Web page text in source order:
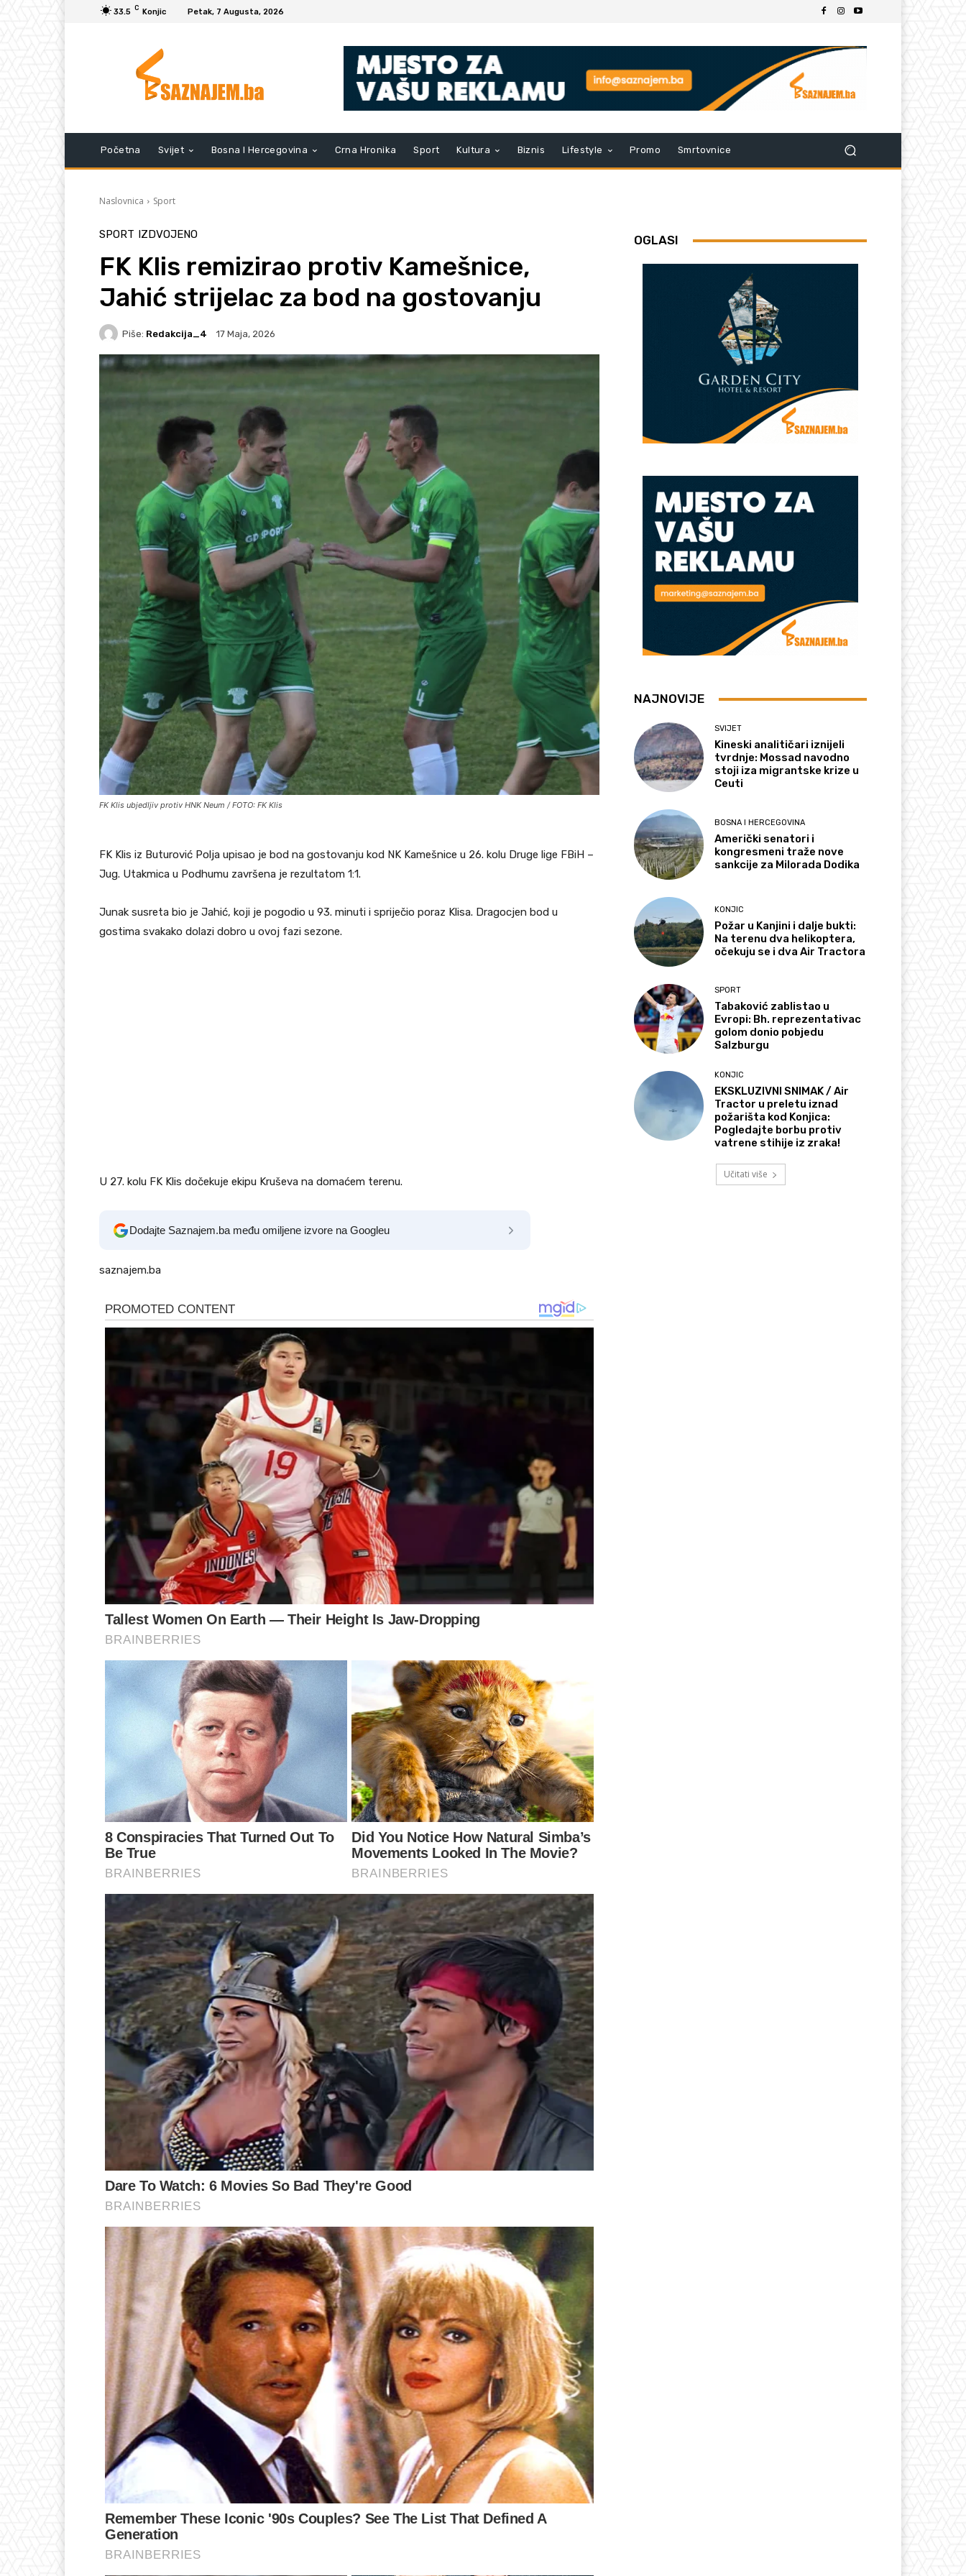
33.5 C Konjic Petak, 7 Augusta, 2026
Početna Svijet Bosna I Hercegovina Crna Hronika Sport Kultura Biznis Lifestyle Promo Smrtovnice
Naslovnica Sport
SPORT IZDVOJENO
FK Klis remizirao protiv Kamešnice,
Jahić strijelac za bod na gostovanju
Piše: Redakcija_4 17 Maja, 2026
FK Klis ubjedljiv protiv HNK Neum / FOTO: FK Klis
FK Klis iz Buturović Polja upisao je bod na gostovanju kod NK Kamešnice u 26. kolu Druge lige FBiH –
Jug. Utakmica u Podhumu završena je rezultatom 1:1.
Junak susreta bio je Jahić, koji je pogodio u 93. minuti i spriječio poraz Klisa. Dragocjen bod u
gostima svakako dolazi dobro u ovoj fazi sezone.
U 27. kolu FK Klis dočekuje ekipu Kruševa na domaćem terenu.
Dodajte Saznajem.ba među omiljene izvore na Googleu
saznajem.ba
OGLASI
NAJNOVIJE
SVIJET
Kineski analitičari iznijeli
tvrdnje: Mossad navodno
stoji iza migrantske krize u
Ceuti
BOSNA I HERCEGOVINA
Američki senatori i
kongresmeni traže nove
sankcije za Milorada Dodika
KONJIC
Požar u Kanjini i dalje bukti:
Na terenu dva helikoptera,
očekuju se i dva Air Tractora
SPORT
Tabaković zablistao u
Evropi: Bh. reprezentativac
golom donio pobjedu
Salzburgu
KONJIC
EKSKLUZIVNI SNIMAK / Air
Tractor u preletu iznad
požarišta kod Konjica:
Pogledajte borbu protiv
vatrene stihije iz zraka!
Učitati više